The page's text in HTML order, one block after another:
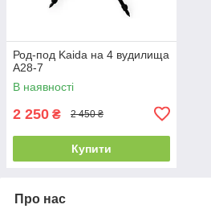
Род-под Kaida на 4 вудилища
A28-7
В наявності
2 250 ₴ 2 450 ₴
Купити
Про нас